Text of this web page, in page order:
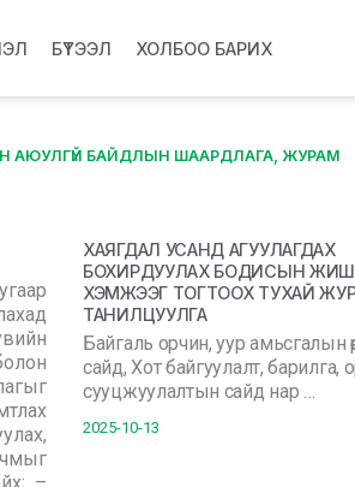
БҮТЭЭЛ ХОЛБОО БАРИХ
АЮУЛГҮЙ БАЙДЛЫН ШААРДЛАГА, ЖУРАМ
ХАЯГДАЛ УСАНД АГУУЛАГДАХ
БОХИРДУУЛАХ БОДИСЫН
ХЭМЖЭЭГ ТОГТООХ ТУХАЙ
ТАНИЛЦУУЛГА
Байгаль орчин, уур амьсгалын
сайд, Хот байгуулалт, барилга,
сууцжуулалтын сайд нар …
2025-10-13